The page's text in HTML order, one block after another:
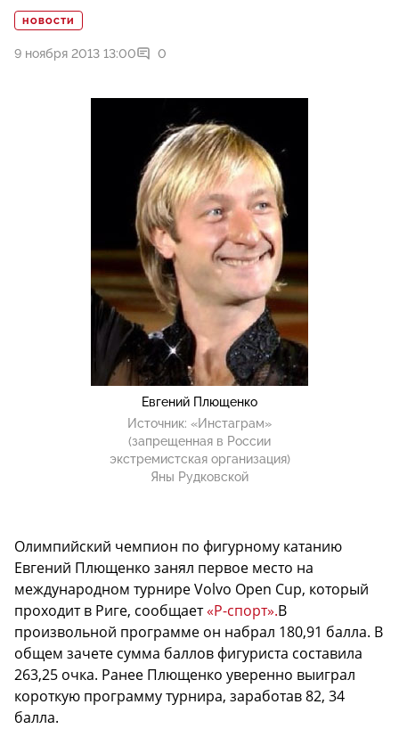
НОВОСТИ
9 ноября 2013 13:00 0
Евгений Плющенко
Источник: «Инстаграм»
(запрещенная в России
экстремистская организация)
Яны Рудковской
Олимпийский чемпион по фигурному катанию
Евгений Плющенко занял первое место на
международном турнире Volvo Open Cup, который
проходит в Риге, сообщает«Р-спорт».В
произвольной программе он набрал 180,91 балла. В
общем зачете сумма баллов фигуриста составила
263,25 очка. Ранее Плющенко уверенно выиграл
короткую программу турнира, заработав 82, 34
балла.